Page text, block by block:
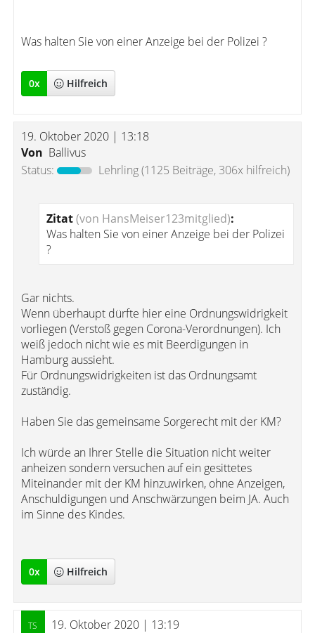
Was halten Sie von einer Anzeige bei der Polizei ?
0x Hilfreich
19. Oktober 2020 | 13:18
Von Ballivus
Status:
Lehrling(1125 Beiträge, 306x hilfreich)
Zitat(von HansMeiser123mitglied):
Was halten Sie von einer Anzeige bei der Polizei
?
Gar nichts.
Wenn überhaupt dürfte hier eine Ordnungswidrigkeit
vorliegen (Verstoß gegen Corona-Verordnungen). Ich
weiß jedoch nicht wie es mit Beerdigungen in
Hamburg aussieht.
Für Ordnungswidrigkeiten ist das Ordnungsamt
zuständig.
Haben Sie das gemeinsame Sorgerecht mit der KM?
Ich würde an Ihrer Stelle die Situation nicht weiter
anheizen sondern versuchen auf ein gesittetes
Miteinander mit der KM hinzuwirken, ohne Anzeigen,
Anschuldigungen und Anschwärzungen beim JA. Auch
im Sinne des Kindes.
0x Hilfreich
19. Oktober 2020 | 13:19